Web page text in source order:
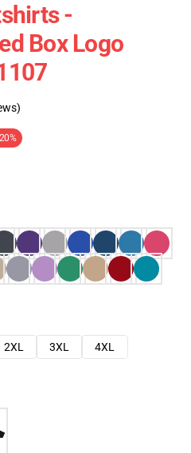
-
Box Logo
2XL 3XL
4XL